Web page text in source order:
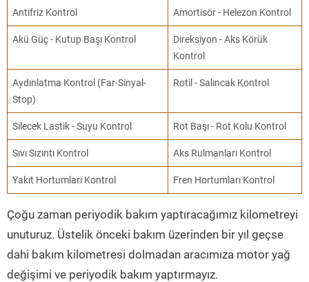
Antifriz Kontrol Amortisör - Helezon Kontrol
Akü Güç - Kutup Başı Kontrol
Direksiyon - Aks Körük
Kontrol
Aydınlatma Kontrol (Far-Sinyal-
Stop)
Rotil - Salıncak Kontrol
Silecek Lastik - Suyu Kontrol Rot Başı - Rot Kolu Kontrol
Sıvı Sızıntı Kontrol Aks Rulmanları Kontrol
Yakıt Hortumları Kontrol Fren Hortumları Kontrol
Çoğu zaman periyodik bakım yaptıracağımız kilometreyi
unuturuz. Üstelik önceki bakım üzerinden bir yıl geçse
dahi bakım kilometresi dolmadan aracımıza motor yağ
değişimi ve periyodik bakım yaptırmayız.